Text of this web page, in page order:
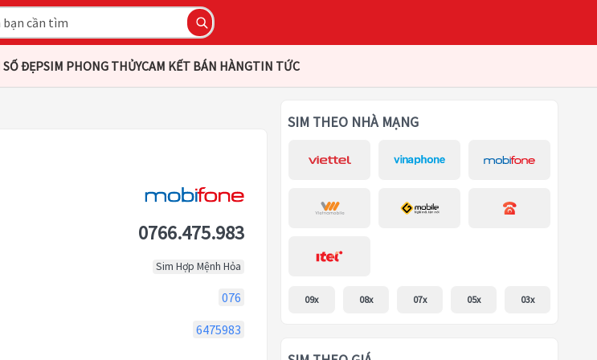
SỐ ĐẸPSIM PHONG THỦYCAM KẾT BÁN HÀNGTIN TỨC
0766.475.983
Sim Hợp Mệnh Hỏa
076
6475983
SIM THEO NHÀ MẠNG
09x 08x 07x 05x 03x